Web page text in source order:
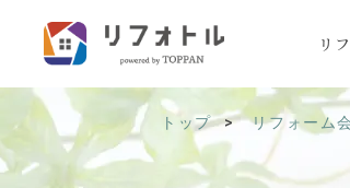
リ
トップ リフォーム